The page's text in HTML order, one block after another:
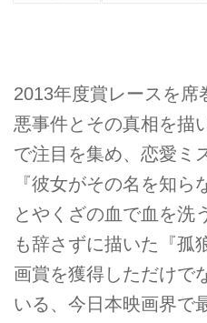
2013年度賞レースを席
悪事件とその真相を描
で注目を集め、恋愛ミ
『彼女がその名を知
とやくざの血で血を洗
も辞さずに描いた『孤
画賞を獲得しただけで
いる、今日本映画界で